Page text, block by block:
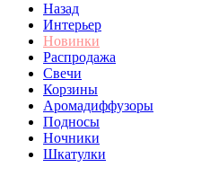
Назад
Интерьер
Новинки
Распродажа
Свечи
Корзины
Аромадиффузоры
Подносы
Ночники
Шкатулки